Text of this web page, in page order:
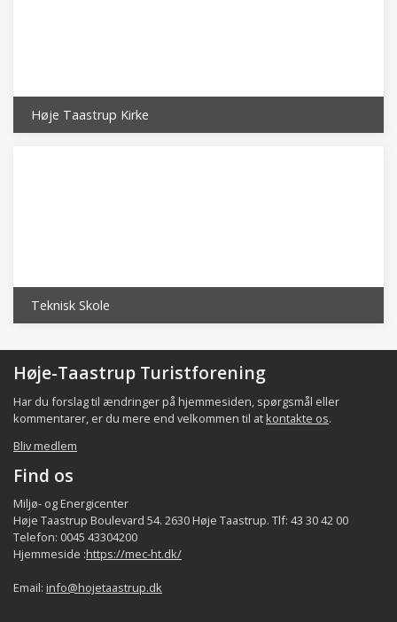
Høje Taastrup Kirke
Teknisk Skole
Høje-Taastrup Turistforening
Har du forslag til ændringer på hjemmesiden, spørgsmål eller
kommentarer, er du mere end velkommen til at kontakte os.
Bliv medlem
Find os
Miljø- og Energicenter
Høje Taastrup Boulevard 54. 2630 Høje Taastrup. Tlf: 43 30 42 00
Telefon: 0045 43304200
Hjemmeside :https://mec-ht.dk/
Email: info@hojetaastrup.dk